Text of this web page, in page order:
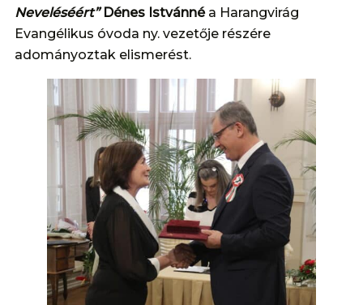
Neveléséért” Dénes Istvánnéa Harangvirág
Evangélikus óvoda ny. vezetője részére
adományoztak elismerést.